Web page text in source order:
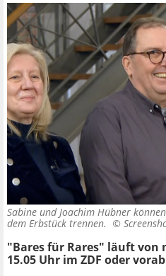
Sabine und Joachim Hübner
dem Erbstück trennen. ©
"Bares für Rares" läuft von
15.05 Uhr im ZDF oder